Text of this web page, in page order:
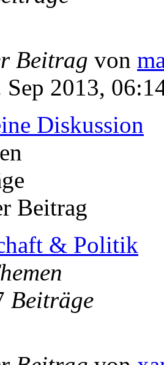
Beitrag von
Sep 2013,
Diskussion
Beitrag
& Politik
Beiträge